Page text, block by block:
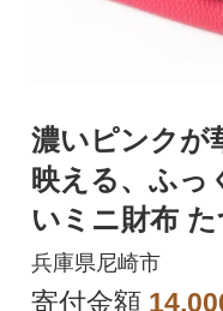
濃いピンクが
映える、ふっ
いミニ財布
産牛革使用
兵庫県尼崎市
寄付金額